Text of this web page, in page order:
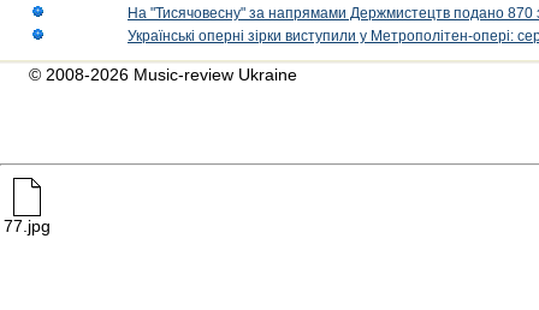
На "Тисячовесну" за напрямами Держмистецтв подано 870
Українські оперні зірки виступили у Метрополітен-опері:
© 2008-2026 Music-review Ukraine
77.jpg